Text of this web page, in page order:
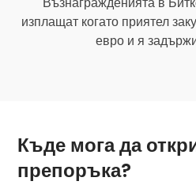
изплащат когато приятел
евро и я
Къде мога да
препоръка?